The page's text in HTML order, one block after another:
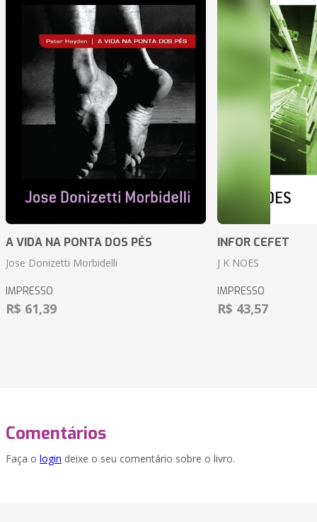
A VIDA NA PONTA DOS PÉS
Jose Donizetti Morbidelli
IMPRESSO
R$ 61,39
INFOR CEFET
J K NOES
IMPRESSO
R$ 43,57
Comentários
Faça o login deixe o seu comentário sobre o livro.